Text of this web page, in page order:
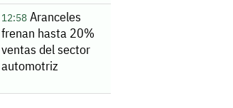
la inteligencia
artificial
12:58Aranceles
frenan hasta 20%
ventas del sector
automotriz